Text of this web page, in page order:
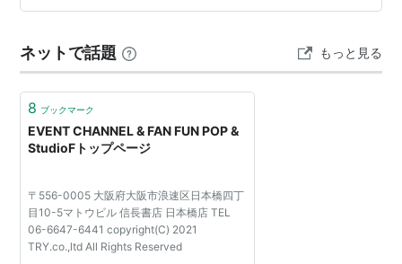
キューブリックのドキュメンタリー映画2本をご紹介しま
ネットで話題 もっと見る
8 ブックマーク
EVENT CHANNEL & FAN FUN POP &
StudioFトップページ
〒556-0005 大阪府大阪市浪速区日本橋四丁
目10-5マトウビル 信長書店 日本橋店 TEL
06-6647-6441 copyright(C) 2021
TRY.co.,ltd All Rights Reserved